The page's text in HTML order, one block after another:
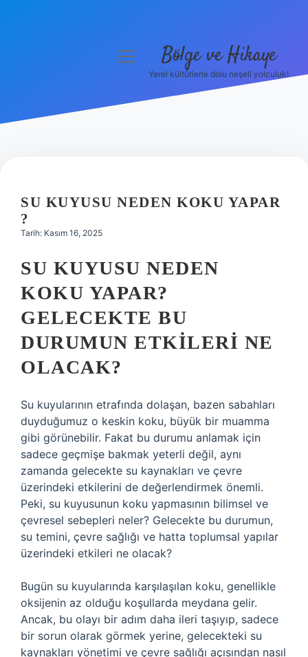
Hakkımızda
menüyü
Bölge ve Hikaye
Yerel kültürlerle dolu neşeli yolculuk!
SU KUYUSU NEDEN KOKU YAPAR
?
Tarih: Kasım 16, 2025
SU KUYUSU NEDEN
KOKU YAPAR?
GELECEKTE BU
DURUMUN ETKILERI NE
OLACAK?
Su kuyularının etrafında dolaşan, bazen sabahları
duyduğumuz o keskin koku, büyük bir muamma
gibi görünebilir. Fakat bu durumu anlamak için
sadece geçmişe bakmak yeterli değil, aynı
zamanda gelecekte su kaynakları ve çevre
üzerindeki etkilerini de değerlendirmek önemli.
Peki, su kuyusunun koku yapmasının bilimsel ve
çevresel sebepleri neler? Gelecekte bu durumun,
su temini, çevre sağlığı ve hatta toplumsal yapılar
üzerindeki etkileri ne olacak?
Bugün su kuyularında karşılaşılan koku, genellikle
oksijenin az olduğu koşullarda meydana gelir.
Ancak, bu olayı bir adım daha ileri taşıyıp, sadece
bir sorun olarak görmek yerine, gelecekteki su
kaynakları yönetimi ve çevre sağlığı açısından nasıl